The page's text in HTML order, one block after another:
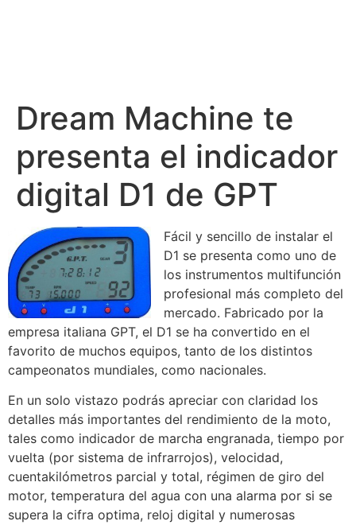
Dream Machine te
presenta el indicador
digital D1 de GPT
Fácil y sencillo de instalar el
D1 se presenta como uno de
los instrumentos multifunción
profesional más completo del
mercado. Fabricado por la
empresa italiana GPT, el D1 se ha convertido en el
favorito de muchos equipos, tanto de los distintos
campeonatos mundiales, como nacionales.
En un solo vistazo podrás apreciar con claridad los
detalles más importantes del rendimiento de la moto,
tales como indicador de marcha engranada, tiempo por
vuelta (por sistema de infrarrojos), velocidad,
cuentakilómetros parcial y total, régimen de giro del
motor, temperatura del agua con una alarma por si se
supera la cifra optima, reloj digital y numerosas